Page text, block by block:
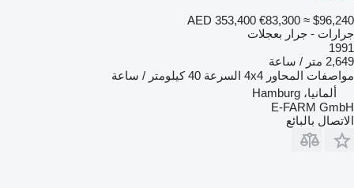
AED 353,400 €83,300 ≈ $96,240
جرارات - جرار بعجلات
1991
2,649 متر / ساعة
مواصفات المحاور 4x4 السرعة 40 كيلومتر / ساعة
ألمانيا، Hamburg
E-FARM GmbH
الاتصال بالبائع